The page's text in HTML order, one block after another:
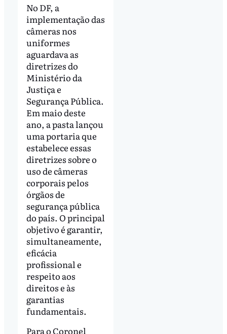
No DF, a
implementação das
câmeras nos
uniformes
aguardava as
diretrizes do
Ministério da
Justiça e
Segurança Pública.
Em maio deste
ano, a pasta lançou
uma portaria que
estabelece essas
diretrizes sobre o
uso de câmeras
corporais pelos
órgãos de
segurança pública
do país. O principal
objetivo é garantir,
simultaneamente,
eficácia
profissional e
respeito aos
direitos e às
garantias
fundamentais.
Para o Coronel